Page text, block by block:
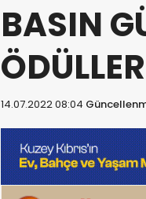
BASIN
14.07.2022 08:04